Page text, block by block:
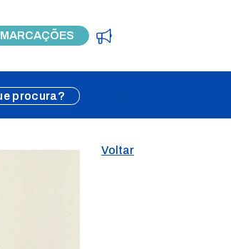
MARCAÇÕES
Voltar